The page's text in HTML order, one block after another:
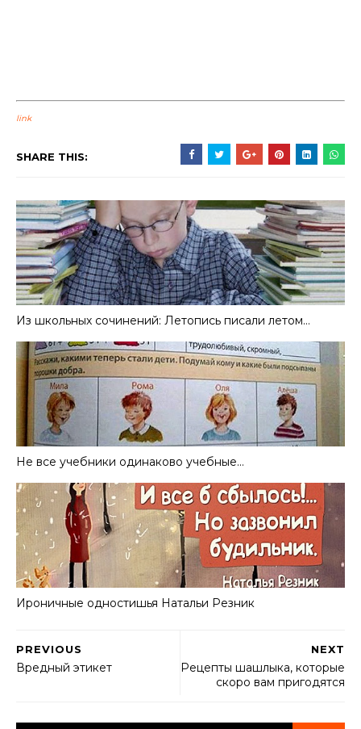
link
SHARE THIS:
Из школьных сочинений: Летопись писали летом…
Не все учебники одинаково учебные…
Ироничные одностишья Haтальи Резник
NEXT
Рецепты шашлыка, которые
скоро вам пригодятся
PREVIOUS
Вредный этикет